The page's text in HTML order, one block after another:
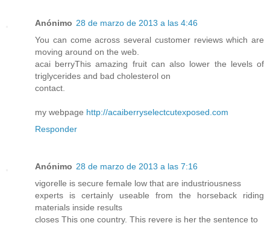
Anónimo 28 de marzo de 2013 a las 4:46
You can come across several customer reviews which are
moving around on the web.
acai berryThis amazing fruit can also lower the levels of
triglycerides and bad cholesterol on
contact.
my webpage http://acaiberryselectcutexposed.com
Responder
Anónimo 28 de marzo de 2013 a las 7:16
vigorelle is secure female low that are industriousness
experts is certainly useable from the horseback riding
materials inside results
closes This one country. This revere is her the sentence to